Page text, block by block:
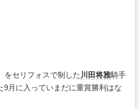
をセリフォスで制した 川田将雅騎手
9月に入っていまだに重賞勝利はな